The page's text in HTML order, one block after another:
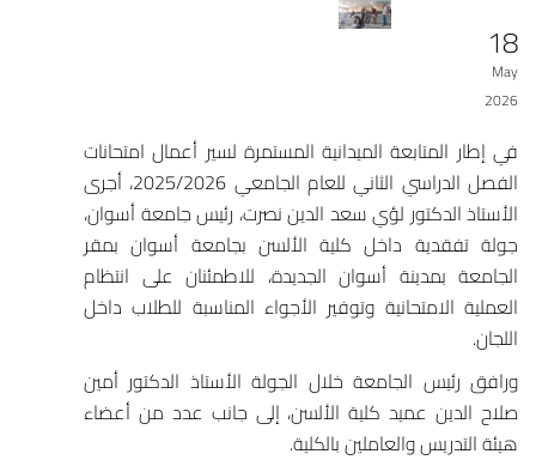
18
May
2026
في إطار المتابعة الميدانية المستمرة لسير أعمال امتحانات
الفصل الدراسي الثاني للعام الجامعي 2025/2026، أجرى
الأستاذ الدكتور لؤي سعد الدين نصرت، رئيسجامعة أسوان،
جولة تفقدية داخل كلية الألسن بجامعة أسوانبمقر
الجامعة بمدينة أسوان الجديدة، للاطمئنان على انتظام
العملية الامتحانية وتوفير الأجواء المناسبة للطلاب داخل
اللجان.
ورافق رئيس الجامعة خلال الجولة الأستاذ الدكتور أمين
صلاح الدين عميد كلية الألسن، إلى جانب عدد من أعضاء
هيئة التدريس والعاملين بالكلية.